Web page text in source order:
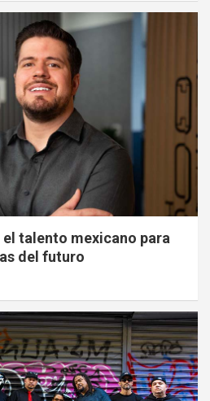
talento mexicano para
del futuro